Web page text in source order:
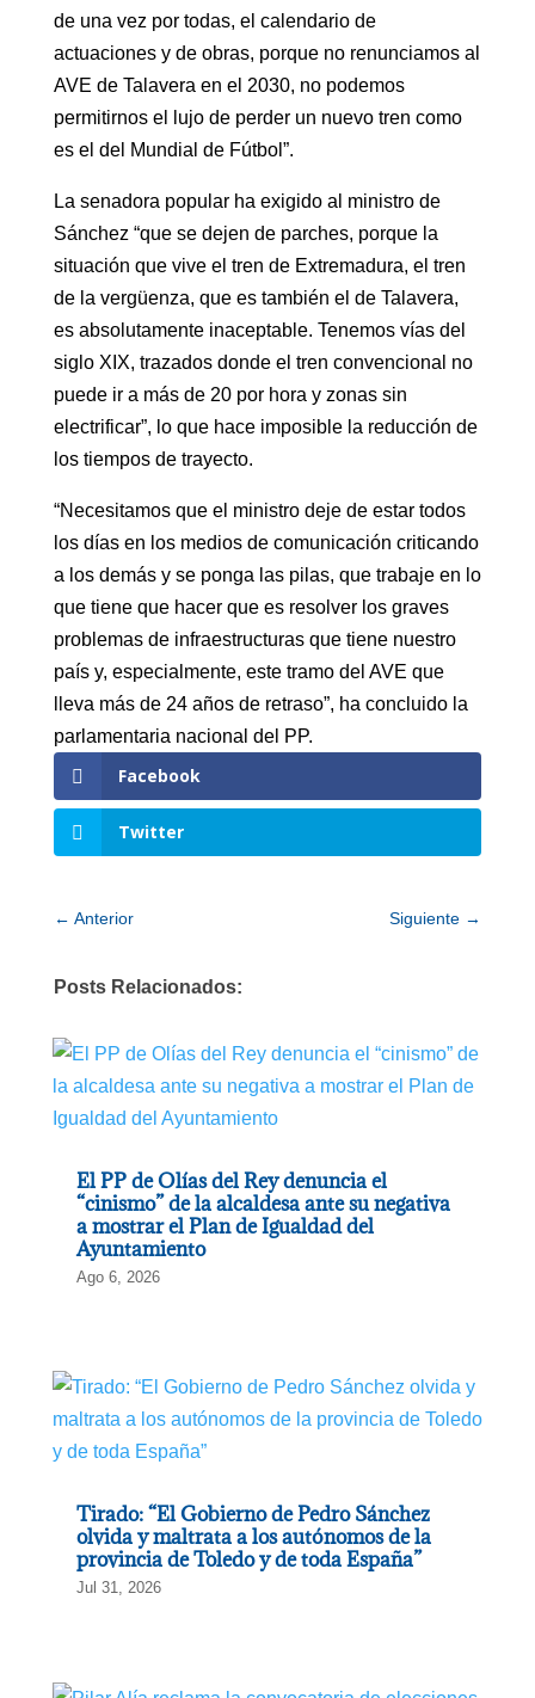
de una vez por todas, el calendario de
actuaciones y de obras, porque no renunciamos al
AVE de Talavera en el 2030, no podemos
permitirnos el lujo de perder un nuevo tren como
es el del Mundial de Fútbol”.
La senadora popular ha exigido al ministro de
Sánchez “que se dejen de parches, porque la
situación que vive el tren de Extremadura, el tren
de la vergüenza, que es también el de Talavera,
es absolutamente inaceptable. Tenemos vías del
siglo XIX, trazados donde el tren convencional no
puede ir a más de 20 por hora y zonas sin
electrificar”, lo que hace imposible la reducción de
los tiempos de trayecto.
“Necesitamos que el ministro deje de estar todos
los días en los medios de comunicación criticando
a los demás y se ponga las pilas, que trabaje en lo
que tiene que hacer que es resolver los graves
problemas de infraestructuras que tiene nuestro
país y, especialmente, este tramo del AVE que
lleva más de 24 años de retraso”, ha concluido la
parlamentaria nacional del PP.
Facebook
Twitter
← Anterior Siguiente →
Posts Relacionados:
El PP de Olías del Rey denuncia el
“cinismo” de la alcaldesa ante su negativa
a mostrar el Plan de Igualdad del
Ayuntamiento
Ago 6, 2026
Tirado: “El Gobierno de Pedro Sánchez
olvida y maltrata a los autónomos de la
provincia de Toledo y de toda España”
Jul 31, 2026